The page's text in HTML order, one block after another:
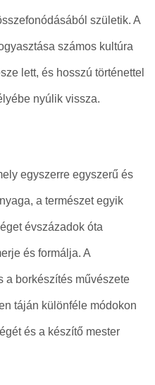
születik. A
számos kultúra
lett, és hosszú történettel
nyúlik vissza.
egyszerre egyszerű és
a természet egyik
évszázadok óta
és formálja. A
a borkészítés művészete
táján különféle módokon
és a készítő mester